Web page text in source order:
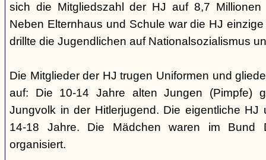
sich die Mitgliedszahl der HJ auf 8,7 Millionen
Neben Elternhaus und Schule war die HJ
drillte die Jugendlichen auf Nationalsozialismus
Die Mitglieder der HJ trugen Uniformen und
auf: Die 10-14 Jahre alten Jungen (Pimpfe)
Jungvolk in der Hitlerjugend. Die eigentliche HJ
14-18 Jahre. Die Mädchen waren im Bund
organisiert.